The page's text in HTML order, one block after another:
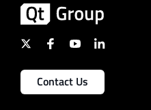
Contact Us